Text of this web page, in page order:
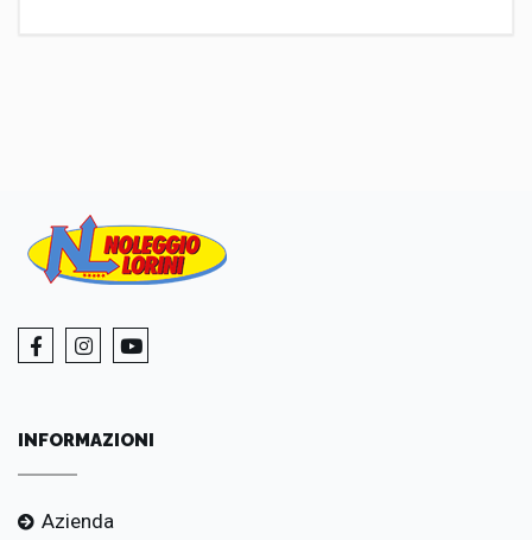
INFORMAZIONI
Azienda